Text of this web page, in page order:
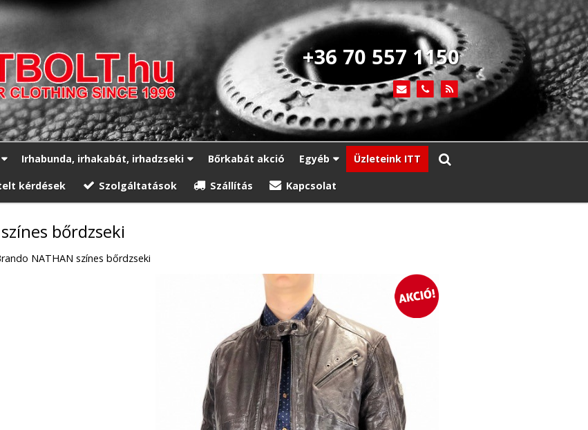
+36 70 557 1150
Irhabunda, irhakabát, irhadzseki Bőrkabát akció Egyéb Üzleteink ITT
kérdések Szolgáltatások Szállítás Kapcsolat
bőrdzseki
NATHAN színes bőrdzseki